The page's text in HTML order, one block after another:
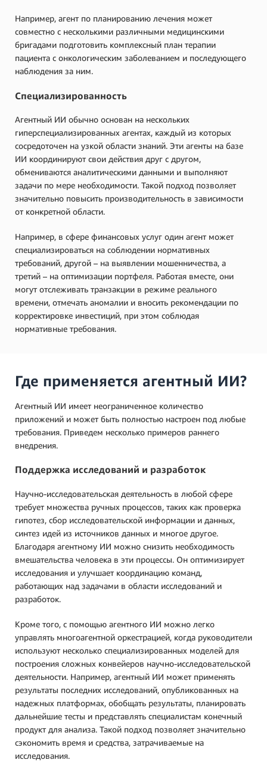
Например, агент по планированию лечения может
совместно с несколькими различными медицинскими
бригадами подготовить комплексный план терапии
пациента с онкологическим заболеванием и последующего
наблюдения за ним.
Специализированность
Агентный ИИ обычно основан на нескольких
гиперспециализированных агентах, каждый из которых
сосредоточен на узкой области знаний. Эти агенты на базе
ИИ координируют свои действия друг с другом,
обмениваются аналитическими данными и выполняют
задачи по мере необходимости. Такой подход позволяет
значительно повысить производительность в зависимости
от конкретной области.
Например, в сфере финансовых услуг один агент может
специализироваться на соблюдении нормативных
требований, другой – на выявлении мошенничества, а
третий – на оптимизации портфеля. Работая вместе, они
могут отслеживать транзакции в режиме реального
времени, отмечать аномалии и вносить рекомендации по
корректировке инвестиций, при этом соблюдая
нормативные требования.
Где применяется агентный ИИ?
Агентный ИИ имеет неограниченное количество
приложений и может быть полностью настроен под любые
требования. Приведем несколько примеров раннего
внедрения.
Поддержка исследований и разработок
Научно-исследовательская деятельность в любой сфере
требует множества ручных процессов, таких как проверка
гипотез, сбор исследовательской информации и данных,
синтез идей из источников данных и многое другое.
Благодаря агентному ИИ можно снизить необходимость
вмешательства человека в эти процессы. Он оптимизирует
исследования и улучшает координацию команд,
работающих над задачами в области исследований и
разработок.
Кроме того, с помощью агентного ИИ можно легко
управлять многоагентной оркестрацией, когда руководители
используют несколько специализированных моделей для
построения сложных конвейеров научно-исследовательской
деятельности. Например, агентный ИИ может применять
результаты последних исследований, опубликованных на
надежных платформах, обобщать результаты, планировать
дальнейшие тесты и представлять специалистам конечный
продукт для анализа. Такой подход позволяет значительно
сэкономить время и средства, затрачиваемые на
исследования.